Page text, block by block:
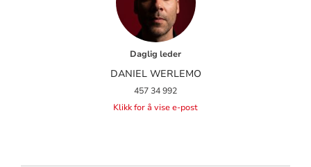
Daglig leder
DANIEL WERLEMO
457 34 992
Klikk for å vise e-post